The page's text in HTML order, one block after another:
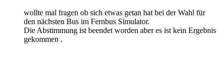
wollte mal fragen ob sich etwas getan hat bei der Wahl für
den nächsten Bus im Fernbus Simulator.
Die Abstimmung ist beendet worden aber es ist kein Ergebnis
gekommen .